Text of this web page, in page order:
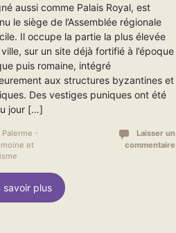
aussi comme Palais Royal, est
le siège de l’Assemblée régionale
Il occupe la partie la plus élevée
sur un site déjà fortifié à l’époque
puis romaine, intégré
aux structures byzantines et
Des vestiges puniques ont été
jour […]
Palerme -
et
Laisser un
commentaire
savoir plus